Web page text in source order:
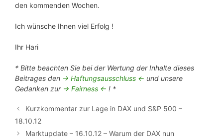
den kommenden Wochen.
Ich wünsche Ihnen viel Erfolg !
Ihr Hari
* Bitte beachten Sie bei der Wertung der Inhalte dieses
Beitrages den -> Haftungsausschluss <- und unsere
Gedanken zur -> Fairness <- ! *
Kurzkommentar zur Lage in DAX und S&P 500 –
18.10.12
Marktupdate – 16.10.12 – Warum der DAX nun